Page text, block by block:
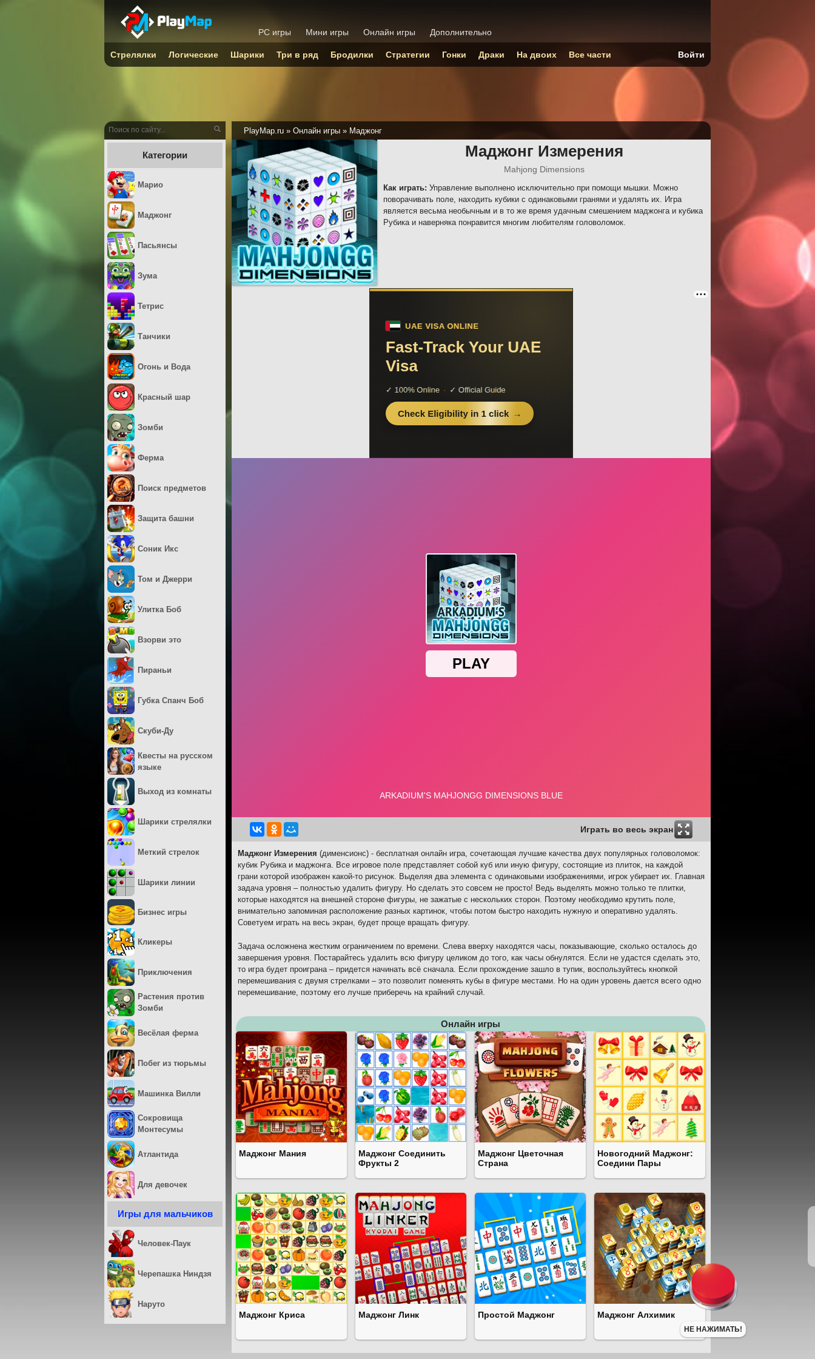
PlayMap.ru » Онлайн игры » Маджонг
Маджонг Измерения
Mahjong Dimensions
Как играть: Управление выполнено исключительно при помощи мышки. Можно
поворачивать поле, находить кубики с одинаковыми гранями и удалять их. Игра
является весьма необычным и в то же время удачным смешением маджонга и кубика
Рубика и наверняка понравится многим любителям головоломок.
Играть во весь экран
Маджонг Измерения (дименсионс) - бесплатная онлайн игра, сочетающая лучшие качества двух популярных головоломок:
кубик Рубика и маджонга. Все игровое поле представляет собой куб или иную фигуру, состоящие из плиток, на каждой
грани которой изображен какой-то рисунок. Выделяя два элемента с одинаковыми изображениями, игрок убирает их. Главная
задача уровня – полностью удалить фигуру. Но сделать это совсем не просто! Ведь выделять можно только те плитки,
которые находятся на внешней стороне фигуры, не зажатые с нескольких сторон. Поэтому необходимо крутить поле,
внимательно запоминая расположение разных картинок, чтобы потом быстро находить нужную и оперативно удалять.
Советуем играть на весь экран, будет проще вращать фигуру.
Задача осложнена жестким ограничением по времени. Слева вверху находятся часы, показывающие, сколько осталось до
завершения уровня. Постарайтесь удалить всю фигуру целиком до того, как часы обнулятся. Если не удастся сделать это,
то игра будет проиграна – придется начинать всё сначала. Если прохождение зашло в тупик, воспользуйтесь кнопкой
перемешивания с двумя стрелками – это позволит поменять кубы в фигуре местами. Но на один уровень дается всего одно
перемешивание, поэтому его лучше приберечь на крайний случай.
Онлайн игры
Маджонг Мания
Маджонг Соединить
Фрукты 2
Маджонг Цветочная
Страна
Новогодний Маджонг:
Соедини Пары
Маджонг Криса Маджонг Линк Простой Маджонг Маджонг Алхимик
Категории
Марио
Маджонг
Пасьянсы
Зума
Тетрис
Танчики
Огонь и Вода
Красный шар
Зомби
Ферма
Поиск предметов
Защита башни
Соник Икс
Том и Джерри
Улитка Боб
Взорви это
Пираньи
Губка Спанч Боб
Скуби-Ду
Квесты на русском
языке
Выход из комнаты
Шарики стрелялки
Меткий стрелок
Шарики линии
Бизнес игры
Кликеры
Приключения
Растения против
Зомби
Весёлая ферма
Побег из тюрьмы
Машинка Вилли
Сокровища
Монтесумы
Атлантида
Для девочек
Игры для мальчиков
Человек-Паук
Черепашка Ниндзя
Наруто
PC игры Мини игры Онлайн игры Дополнительно
Стрелялки Логические Шарики Три в ряд Бродилки Стратегии Гонки Драки На двоих Все части Войти
НЕ НАЖИМАТЬ!